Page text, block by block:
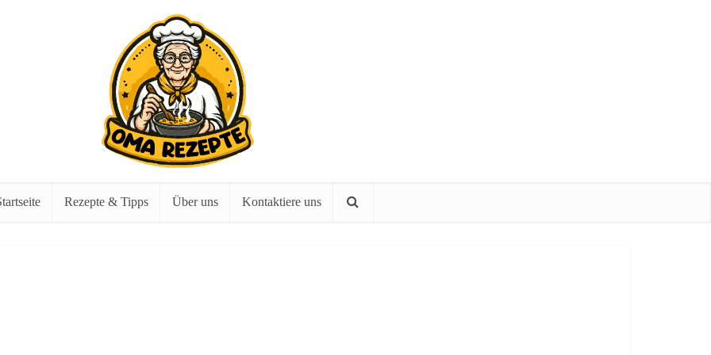
Rezepte & Tipps Über uns Kontaktiere uns